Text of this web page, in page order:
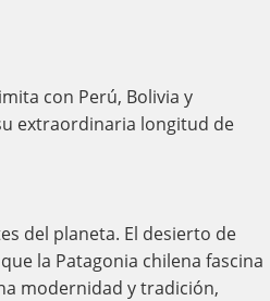
con Perú, Bolivia y
extraordinaria longitud de
del planeta. El desierto de
la Patagonia chilena fascina
modernidad y tradición,